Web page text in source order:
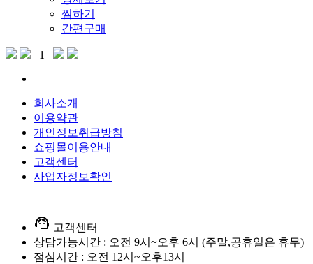
찜하기
간편구매
1
회사소개
이용약관
개인정보취급방침
쇼핑몰이용안내
고객센터
사업자정보확인
support_agent 고객센터
상담가능시간 : 오전 9시~오후 6시 (주말,공휴일은 휴무)
점심시간 : 오전 12시~오후13시